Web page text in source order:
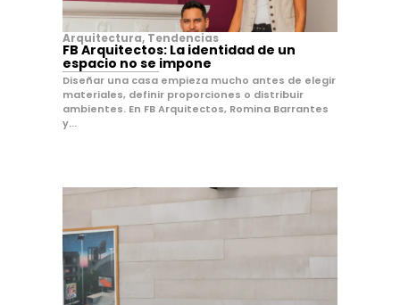
Arquitectura, Tendencias
FB Arquitectos: La identidad de un
espacio no se impone
Diseñar una casa empieza mucho antes de elegir
materiales, definir proporciones o distribuir
ambientes. En FB Arquitectos, Romina Barrantes
y...